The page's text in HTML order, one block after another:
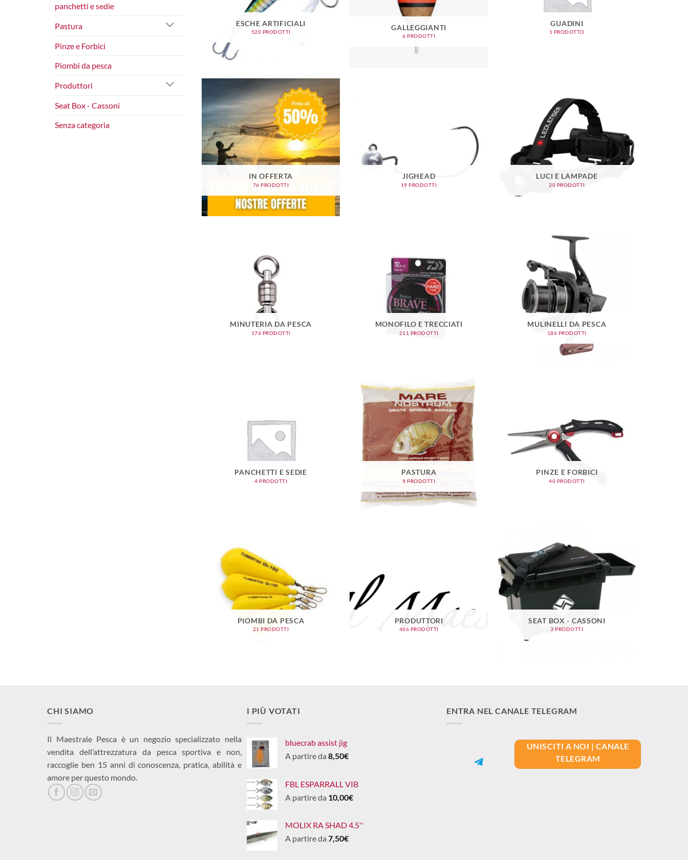
panchetti e sedie
Pastura
Pinze e Forbici
Piombi da pesca
Produttori
Seat Box - Cassoni
Senza categoria
ESCHE ARTIFICIALI
520 PRODOTTI
GALLEGGIANTI
6 PRODOTTI
GUADINI
1 PRODOTTO
IN OFFERTA
76 PRODOTTI
JIGHEAD
19 PRODOTTI
LUCI E LAMPADE
20 PRODOTTI
MINUTERIA DA PESCA
176 PRODOTTI
MONOFILO E TRECCIATI
211 PRODOTTI
MULINELLI DA PESCA
186 PRODOTTI
PANCHETTI E SEDIE
4 PRODOTTI
PASTURA
9 PRODOTTI
PINZE E FORBICI
40 PRODOTTI
PIOMBI DA PESCA
21 PRODOTTI
PRODUTTORI
466 PRODOTTI
SEAT BOX - CASSONI
3 PRODOTTI
CHI SIAMO
Il Maestrale Pesca è un negozio specializzato nella
vendita dell’attrezzatura da pesca sportiva e non,
raccoglie ben 15 anni di conoscenza, pratica, abilità e
amore per questo mondo.
I PIÙ VOTATI
bluecrab assist jig
A partire da 8,50€
FBL ESPARRALL VIB
A partire da 10,00€
MOLIX RA SHAD 4.5''
A partire da 7,50€
ENTRA NEL CANALE TELEGRAM
UNISCITI A NOI | CANALE
TELEGRAM